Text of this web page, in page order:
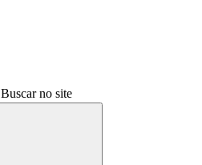
Buscar no site